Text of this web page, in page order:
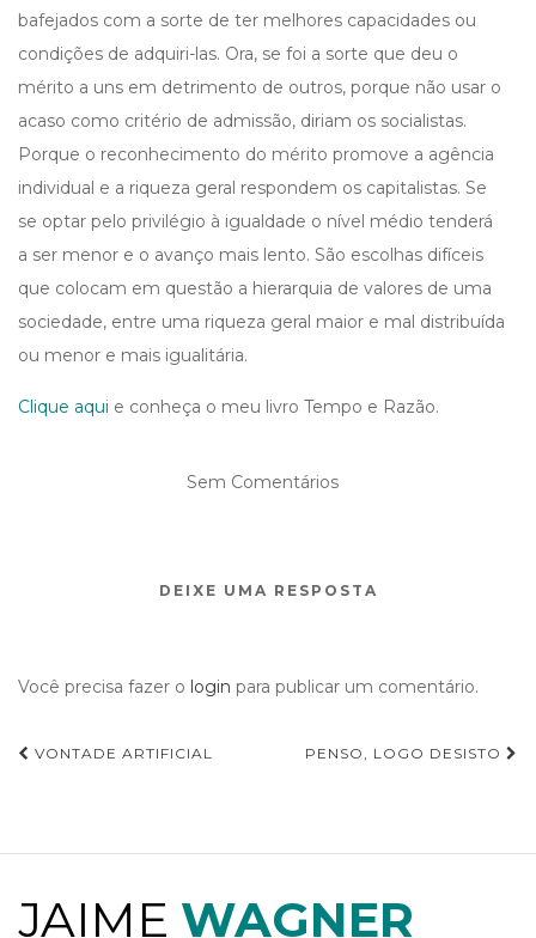
bafejados com a sorte de ter melhores capacidades ou
condições de adquiri-las. Ora, se foi a sorte que deu o
mérito a uns em detrimento de outros, porque não usar o
acaso como critério de admissão, diriam os socialistas.
Porque o reconhecimento do mérito promove a agência
individual e a riqueza geral respondem os capitalistas. Se
se optar pelo privilégio à igualdade o nível médio tenderá
a ser menor e o avanço mais lento. São escolhas difíceis
que colocam em questão a hierarquia de valores de uma
sociedade, entre uma riqueza geral maior e mal distribuída
ou menor e mais igualitária.
Clique aqui e conheça o meu livro Tempo e Razão.
Sem Comentários
DEIXE UMA RESPOSTA
Você precisa fazer o login para publicar um comentário.
VONTADE ARTIFICIAL PENSO, LOGO DESISTO
JAIME WAGNER